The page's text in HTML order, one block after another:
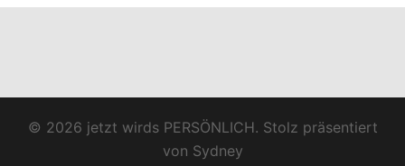
© 2026 jetzt wirds PERSÖNLICH. Stolz präsentiert
von Sydney